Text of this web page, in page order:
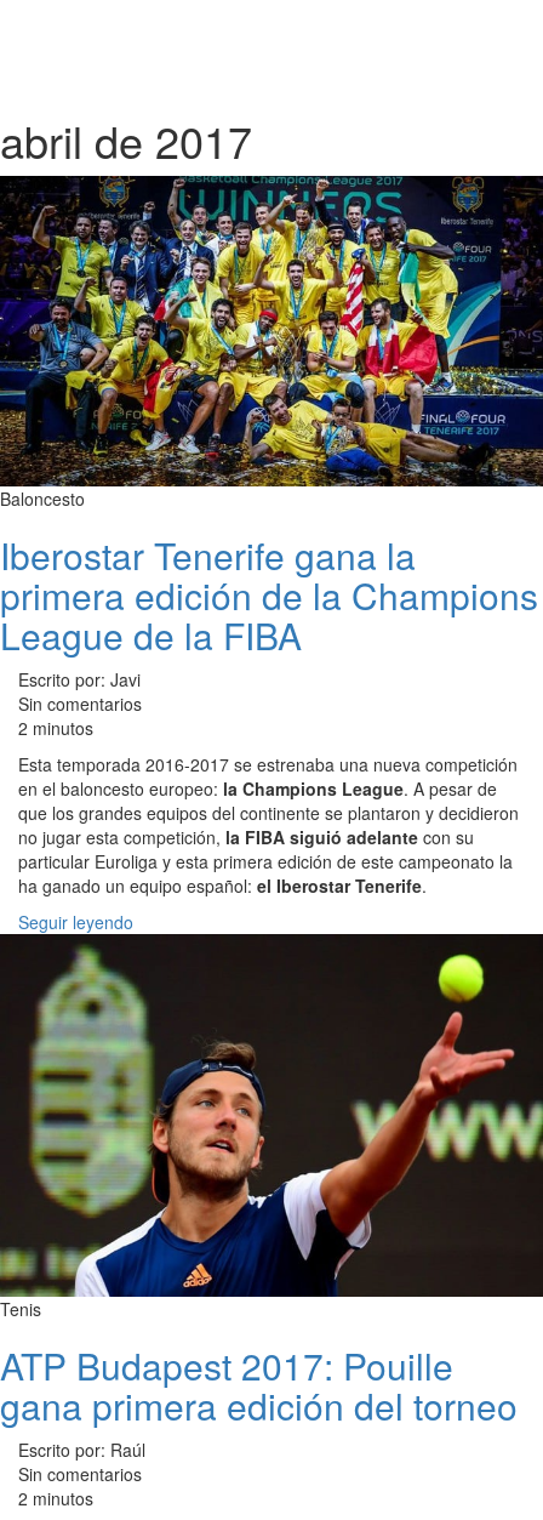
abril de 2017
Baloncesto
Iberostar Tenerife gana la
primera edición de la Champions
League de la FIBA
Escrito por: Javi
Sin comentarios
2 minutos
Esta temporada 2016-2017 se estrenaba una nueva competición
en el baloncesto europeo: la Champions League. A pesar de
que los grandes equipos del continente se plantaron y decidieron
no jugar esta competición, la FIBA siguió adelante con su
particular Euroliga y esta primera edición de este campeonato la
ha ganado un equipo español: el Iberostar Tenerife.
Seguir leyendo
Tenis
ATP Budapest 2017: Pouille
gana primera edición del torneo
Escrito por: Raúl
Sin comentarios
2 minutos